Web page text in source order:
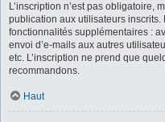
L’inscription n’est pas obligatoire,
publication aux utilisateurs
fonctionnalités supplémentaires :
envoi d’e-mails aux autres
etc. L’inscription ne prend que
recommandons.
Haut